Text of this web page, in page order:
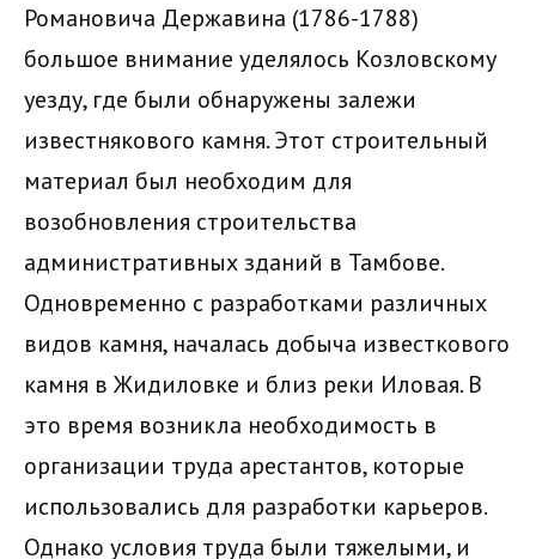
Романовича Державина (1786-1788)
большое внимание уделялось Козловскому
уезду, где были обнаружены залежи
известнякового камня. Этот строительный
материал был необходим для
возобновления строительства
административных зданий в Тамбове.
Одновременно с разработками различных
видов камня, началась добыча известкового
камня в Жидиловке и близ реки Иловая. В
это время возникла необходимость в
организации труда арестантов, которые
использовались для разработки карьеров.
Однако условия труда были тяжелыми, и